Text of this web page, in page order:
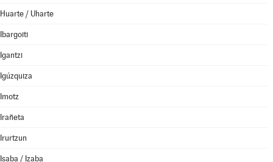
Huarte / Uharte
Ibargoiti
Igantzi
Igúzquiza
Imotz
Irañeta
Irurtzun
Isaba / Izaba